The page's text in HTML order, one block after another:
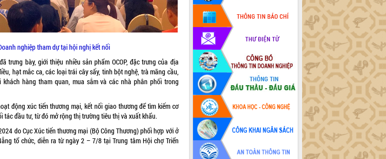
nghiệp tham dự tại hội nghị kết nối
trưng bày, giới thiệu nhiều sản phẩm OCOP, đặc trưng của địa
hạt mắc ca, các loại trái cây sấy, tinh bột nghệ, trà mãng cầu,
khách hàng tham quan, mua sắm và các nhà phân phối trong
động xúc tiến thương mại, kết nối giao thương để tìm kiếm cơ
tác đầu tư, từ đó mở rộng thị trường tiêu thị và xuất khẩu.
do Cục Xúc tiến thương mại (Bộ Công Thương) phối hợp với ở
tổ chức, diễn ra từ ngày 2 – 7/8 tại Trung tâm Hội chợ Triển